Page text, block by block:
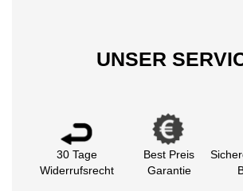
UNSER
30 Tage
Widerrufsrecht
Best Preis
Garantie